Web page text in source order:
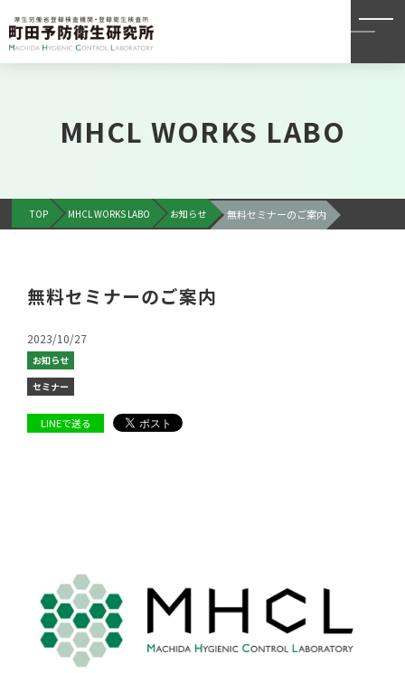
MHCL WORKS LABO
TOP MHCL WORKS LABO お知らせ 無料セミナーのご案内
無料セミナーのご案内
2023/10/27
お知らせ
セミナー
LINEで送る